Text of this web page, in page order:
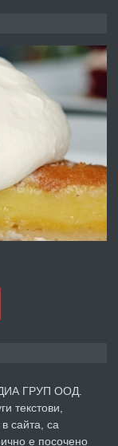
НА ГР.
преди 4 дни
преди 4 дни
под наем в кв.
преди 5 дни
ГРУП ООД.
текстови,
сайта, са
е посочено